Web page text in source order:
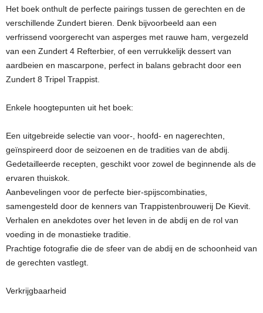
Het boek onthult de perfecte pairings tussen de gerechten en de
verschillende Zundert bieren. Denk bijvoorbeeld aan een
verfrissend voorgerecht van asperges met rauwe ham, vergezeld
van een Zundert 4 Refterbier, of een verrukkelijk dessert van
aardbeien en mascarpone, perfect in balans gebracht door een
Zundert 8 Tripel Trappist.
Enkele hoogtepunten uit het boek:
Een uitgebreide selectie van voor-, hoofd- en nagerechten,
geïnspireerd door de seizoenen en de tradities van de abdij.
Gedetailleerde recepten, geschikt voor zowel de beginnende als de
ervaren thuiskok.
Aanbevelingen voor de perfecte bier-spijscombinaties,
samengesteld door de kenners van Trappistenbrouwerij De Kievit.
Verhalen en anekdotes over het leven in de abdij en de rol van
voeding in de monastieke traditie.
Prachtige fotografie die de sfeer van de abdij en de schoonheid van
de gerechten vastlegt.
Verkrijgbaarheid